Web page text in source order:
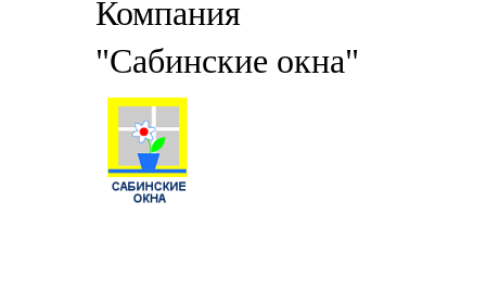
Компания
"Сабинские окна"